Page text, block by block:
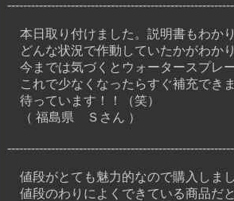
本日取り付けました。説明書もわかり
どんな状況で作動していたかがわか
今までは気づくとウォータースプレー
これで少なくなったらすぐ補充できま
待っています！！（笑）
（ 福島県 Ｓさん ）
値段がとても魅力的なので購入しま
値段のわりによくできている商品だ